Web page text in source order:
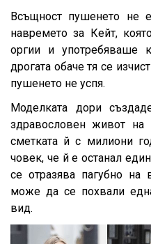
Всъщност пушенето не
навремето за Кейт,
оргии и употребяваше
дрогата обаче тя се
пушенето не успя.
Моделката дори
здравословен живот на
сметката й с милиони
човек, че й е останал
се отразява пагубно
може да се похвали
вид.